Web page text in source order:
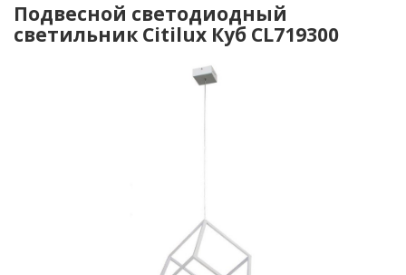
Подвесной светодиодный
светильник Citilux Куб CL719300